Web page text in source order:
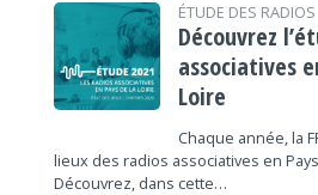
ÉTUDE DES RADIOS
Découvrez
associatives
Loire
Chaque année, la
lieux des radios associatives en
Découvrez, dans cette…